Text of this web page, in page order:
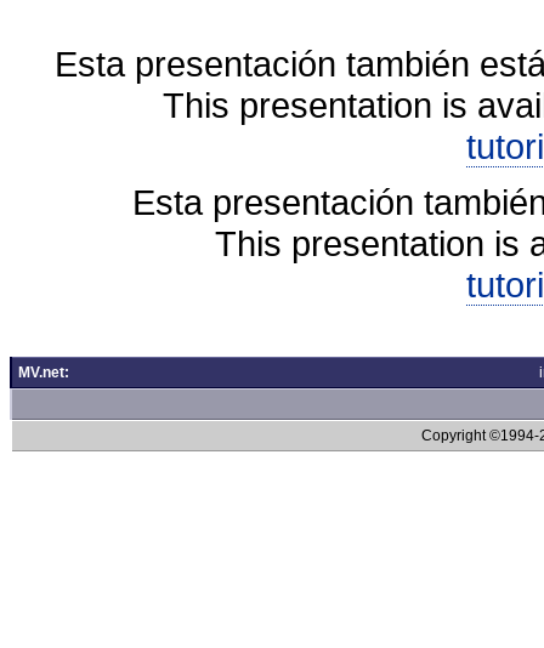
Esta presentación también
This presentation is
Esta presentación
This presentation is
MV.net:
Copyright ©1994-